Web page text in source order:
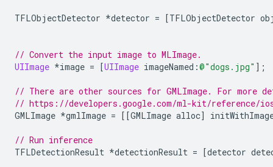
TFLObjectDetector *detector = [TFLObjectDetector
// Convert the input image to MLImage.
UIImage *image = [UIImage imageNamed :@"dogs.jpg" ];
// There are other sources for GMLImage. For more
// https://developers.google.com/ml-kit/reference/ios/
GMLImage *gmlImage = [[GMLImage alloc]
// Run inference
TFLDetectionResult *detectionResult = [detector